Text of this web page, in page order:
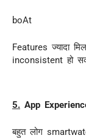
boAt
Features ज्यादा
inconsistent हो
5. App
बहुत लोग